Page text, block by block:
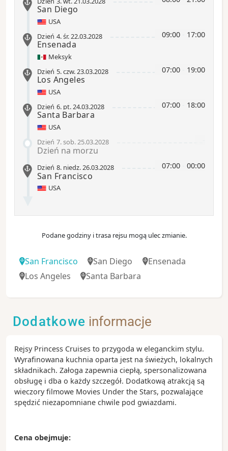
San Diego
USA
09:00 17:00
Dzień 4.śr.22.03.2028
Ensenada
Meksyk
07:00 19:00
Dzień 5.czw.23.03.2028
Los Angeles
USA
07:00 18:00
Dzień 6. pt.24.03.2028
Santa Barbara
USA
Dzień 7.sob.25.03.2028
Dzień na morzu
07:00 00:00
Dzień 8. niedz.26.03.2028
San Francisco
USA
Podane godziny i trasa rejsu mogą ulec zmianie.
San Francisco San Diego
Ensenada
Los Angeles
Santa Barbara
Dodatkowe informacje
Rejsy Princess Cruises to przygoda w eleganckim stylu.
Wyrafinowana kuchnia oparta jest na świeżych, lokalnych
składnikach. Załoga zapewnia ciepłą, spersonalizowana
obsługę i dba o każdy szczegół. Dodatkową atrakcją są
wieczory filmowe Movies Under the Stars, pozwalające
spędzić niezapomniane chwile pod gwiazdami.
Cena obejmuje: